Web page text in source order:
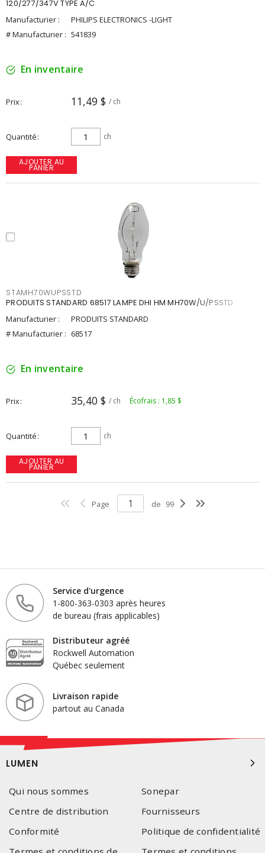
120/277/347V TYPE A/C
Manufacturier :
PHILIPS ELECTRONICS -LIGHT
# Manufacturier : 541839
En inventaire
Prix 11,49 $ / ch
Quantité ch
AJOUTER AU
PANIER
STAMH70WUPSSTD
PRODUITS STANDARD 68517 LAMPE DHI HM MH70W/U/PSSTD
Manufacturier :
PRODUITS STANDARD
# Manufacturier : 68517
En inventaire
Prix 35,40 $ / ch Écofrais : 1,85 $
Quantité ch
AJOUTER AU
PANIER
Page de 99
Service d'urgence
1-800-363-0303 après heures
de bureau (frais applicables)
Distributeur agréé
Rockwell Automation
Québec seulement
Livraison rapide
partout au Canada
LUMEN
Qui nous sommes
Sonepar
Centre de distribution
Fournisseurs
Conformité
Politique de confidentialité